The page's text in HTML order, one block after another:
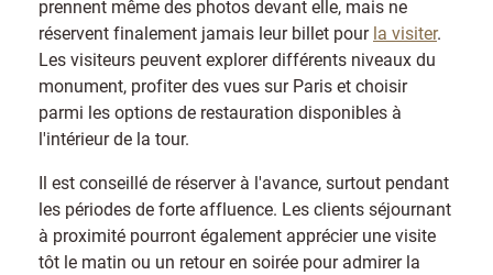
prennent même des photos devant elle, mais ne
réservent finalement jamais leur billet pourla visiter.
Les visiteurs peuvent explorer différents niveaux du
monument, profiter des vues sur Paris et choisir
parmi les options de restauration disponibles à
l'intérieur de la tour.
Il est conseillé de réserver à l'avance, surtout pendant
les périodes de forte affluence. Les clients séjournant
à proximité pourront également apprécier une visite
tôt le matin ou un retour en soirée pour admirer la